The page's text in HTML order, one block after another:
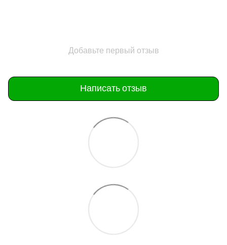
Добавьте первый отзыв
Написать отзыв